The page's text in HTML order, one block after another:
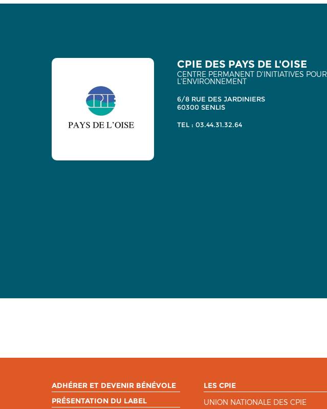
CPIE DES PAYS DE L'OISE
CENTRE PERMANENT D'INITIATIVES POUR
L'ENVIRONNEMENT
6/8 RUE DES JARDINIERS
60300 SENLIS
TEL : 03.44.31.32.64
ADHÉRER ET DEVENIR BÉNÉVOLE
PRÉSENTATION DU LABEL
LES CPIE
UNION NATIONALE DES CPIE